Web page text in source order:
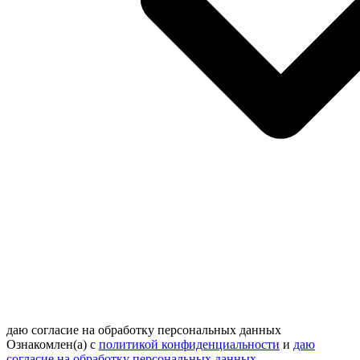
даю согласие на обработку персональных данных
Ознакомлен(а) с политикой конфиденциальности и даю